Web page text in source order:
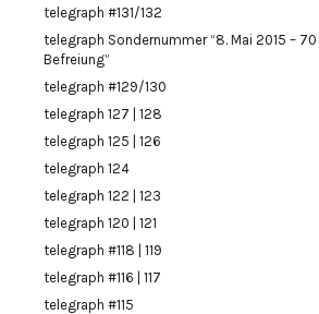
telegraph #131/132
telegraph Sondernummer “8. Mai 2015 – 70
Befreiung”
telegraph #129/130
telegraph 127 | 128
telegraph 125 | 126
telegraph 124
telegraph 122 | 123
telegraph 120 | 121
telegraph #118 | 119
telegraph #116 | 117
telegraph #115